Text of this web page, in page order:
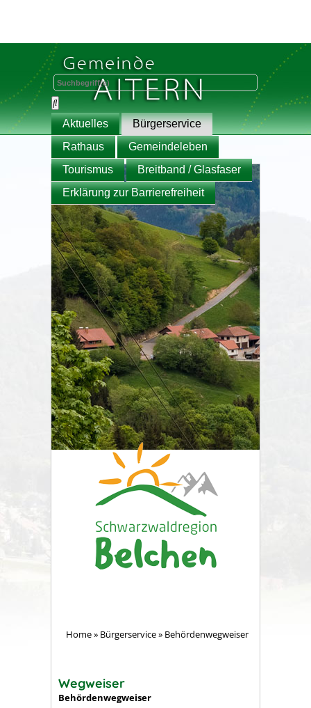
Aktuelles
Bürgerservice
Rathaus
Gemeindeleben
Tourismus
Breitband / Glasfaser
Erklärung zur Barrierefreiheit
Home» Bürgerservice» Behördenwegweiser
Wegweiser
Behördenwegweiser